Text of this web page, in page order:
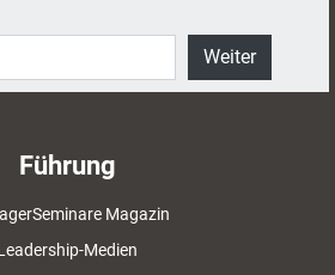
Weiter
Führung
Magazin
Medien